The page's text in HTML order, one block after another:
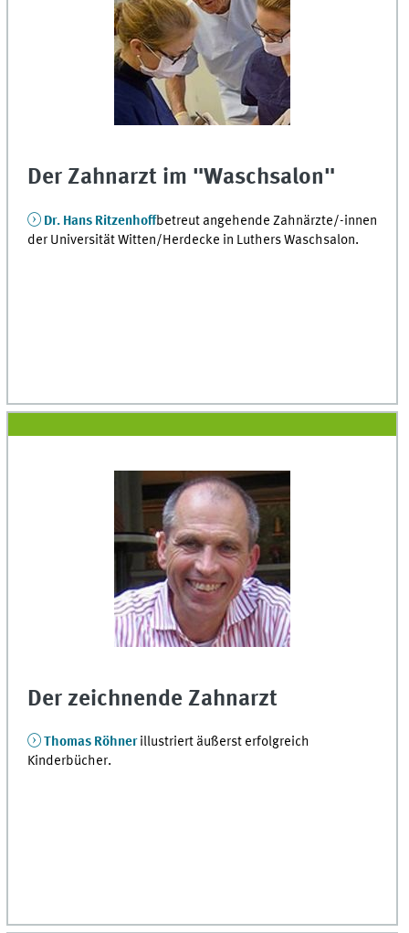
Der Zahnarzt im "Waschsalon"
Dr. Hans Ritzenhoffbetreut angehende Zahnärzte/-innen
der Universität Witten/Herdecke in Luthers Waschsalon.
Der zeichnende Zahnarzt
Thomas Röhnerillustriert äußerst erfolgreich
Kinderbücher.